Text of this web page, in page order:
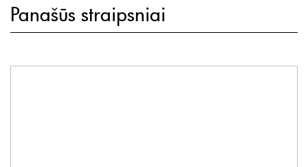
Panašūs straipsniai